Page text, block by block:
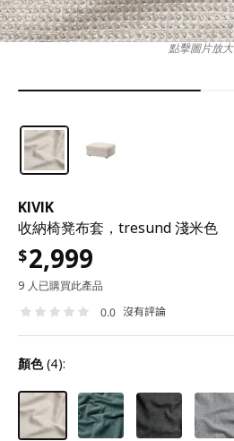
KIVIK
收納椅凳布套，tresund 淺米色
$2,999
9 人已購買此產品
0.0 沒有評論
顏色(4):
點擊圖片放大